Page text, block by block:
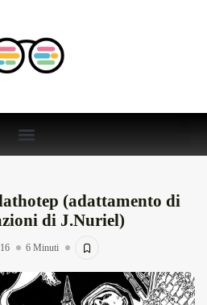
(adattamento di
di J.Nuriel)
6 Minuti